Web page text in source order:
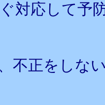
対応して予
不正をしな